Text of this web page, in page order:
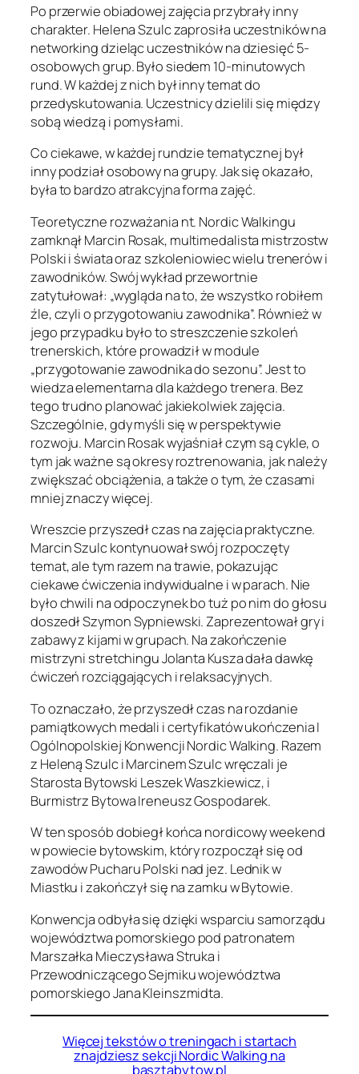
Po przerwie obiadowej zajęcia przybrały inny
charakter. Helena Szulc zaprosiła uczestników na
networking dzieląc uczestników na dziesięć 5-
osobowych grup. Było siedem 10-minutowych
rund. W każdej z nich był inny temat do
przedyskutowania. Uczestnicy dzielili się między
sobą wiedzą i pomysłami.
Co ciekawe, w każdej rundzie tematycznej był
inny podział osobowy na grupy. Jak się okazało,
była to bardzo atrakcyjna forma zajęć.
Teoretyczne rozważania nt. Nordic Walkingu
zamknął Marcin Rosak, multimedalista mistrzostw
Polski i świata oraz szkoleniowiec wielu trenerów i
zawodników. Swój wykład przewortnie
zatytułował: „wygląda na to, że wszystko robiłem
źle, czyli o przygotowaniu zawodnika”. Również w
jego przypadku było to streszczenie szkoleń
trenerskich, które prowadził w module
„przygotowanie zawodnika do sezonu”. Jest to
wiedza elementarna dla każdego trenera. Bez
tego trudno planować jakiekolwiek zajęcia.
Szczególnie, gdy myśli się w perspektywie
rozwoju. Marcin Rosak wyjaśniał czym są cykle, o
tym jak ważne są okresy roztrenowania, jak należy
zwiększać obciążenia, a także o tym, że czasami
mniej znaczy więcej.
Wreszcie przyszedł czas na zajęcia praktyczne.
Marcin Szulc kontynuował swój rozpoczęty
temat, ale tym razem na trawie, pokazując
ciekawe ćwiczenia indywidualne i w parach. Nie
było chwili na odpoczynek bo tuż po nim do głosu
doszedł Szymon Sypniewski. Zaprezentował gry i
zabawy z kijami w grupach. Na zakończenie
mistrzyni stretchingu Jolanta Kusza dała dawkę
ćwiczeń rozciągających i relaksacyjnych.
To oznaczało, że przyszedł czas na rozdanie
pamiątkowych medali i certyfikatów ukończenia I
Ogólnopolskiej Konwencji Nordic Walking. Razem
z Heleną Szulc i Marcinem Szulc wręczali je
Starosta Bytowski Leszek Waszkiewicz, i
Burmistrz Bytowa Ireneusz Gospodarek.
W ten sposób dobiegł końca nordicowy weekend
w powiecie bytowskim, który rozpoczął się od
zawodów Pucharu Polski nad jez. Lednik w
Miastku i zakończył się na zamku w Bytowie.
Konwencja odbyła się dzięki wsparciu samorządu
województwa pomorskiego pod patronatem
Marszałka Mieczysława Struka i
Przewodniczącego Sejmiku województwa
pomorskiego Jana Kleinszmidta.
Więcej tekstów o treningach i startach
znajdziesz sekcji Nordic Walking na
basztabytow.pl